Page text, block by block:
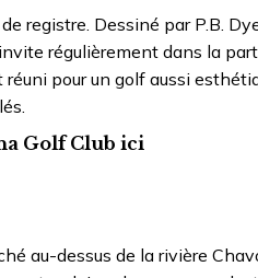
registre. Dessiné par P.B.
régulièrement dans la
pour un golf aussi
Golf Club ici
au-dessus de la rivière